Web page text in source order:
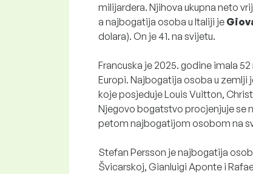
milijardera. Njihova ukupna neto
a najbogatija osoba u Italiji je
dolara). On je 41. na svijetu.
Francuska je 2025. godine imala
Europi. Najbogatija osoba u zemlji
koje posjeduje Louis Vuitton,
Njegovo bogatstvo procjenjuje se
petom najbogatijom osobom na
Stefan Persson je najbogatija
Švicarskoj, Gianluigi Aponte i